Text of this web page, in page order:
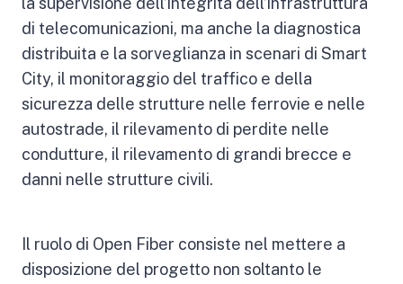
di telecomunicazioni, ma anche la diagnostica
distribuita e la sorveglianza in scenari di Smart
City, il monitoraggio del traffico e della
sicurezza delle strutture nelle ferrovie e nelle
autostrade, il rilevamento di perdite nelle
condutture, il rilevamento di grandi brecce e
danni nelle strutture civili.
Il ruolo di Open Fiber consiste nel mettere a
disposizione del progetto non soltanto le